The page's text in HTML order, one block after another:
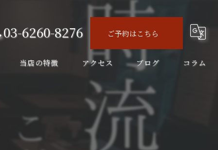
03-6260-8276 ご予約はこちら
当店の特徴
コース
飲み会
アクセス ブログ コラム